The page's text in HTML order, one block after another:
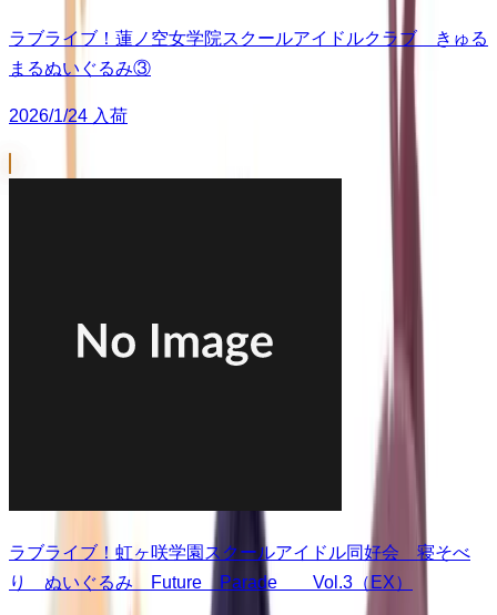
ラブライブ！蓮ノ空女学院スクールアイドルクラブ きゅる
まるぬいぐるみ③
2026/1/24 入荷
ラブライブ！虹ヶ咲学園スクールアイドル同好会 寝そべ
り ぬいぐるみ Future Parade Vol.3（EX）